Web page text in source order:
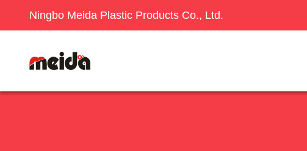
Ningbo Meida Plastic Products Co., Ltd.